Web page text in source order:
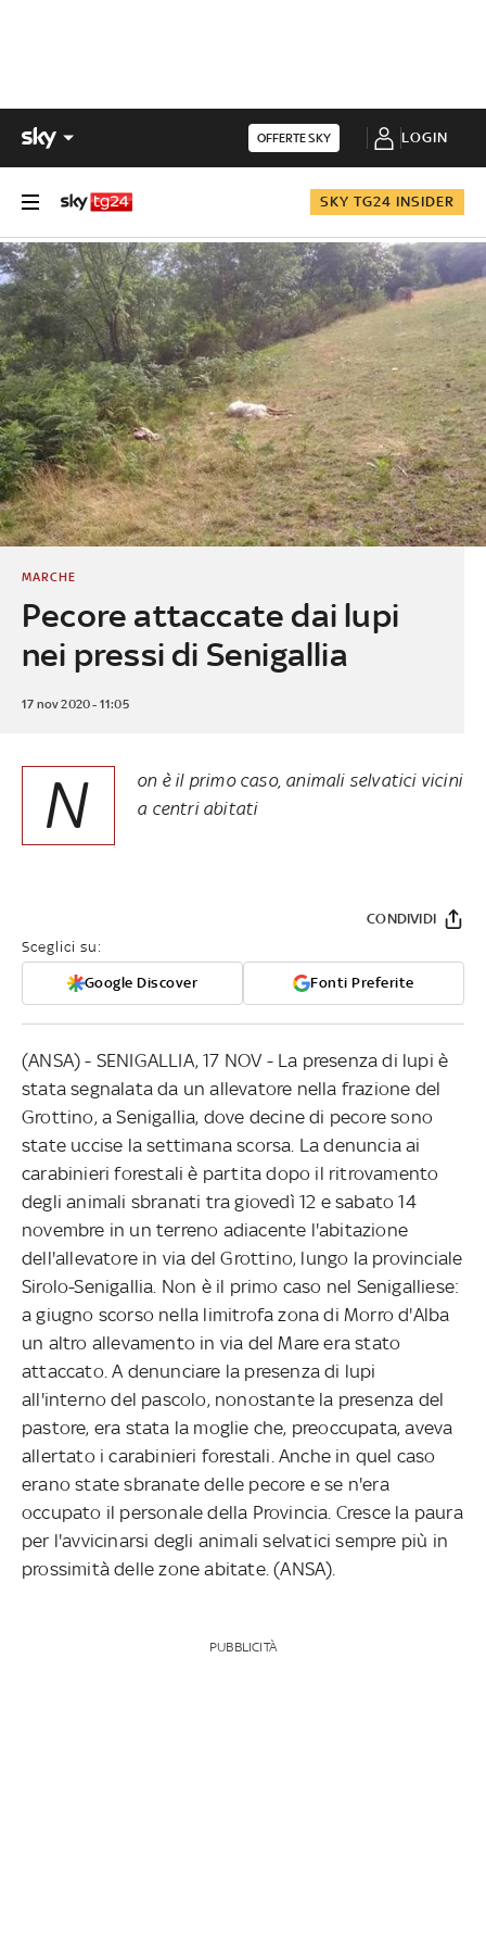
OFFERTE SKY LOGIN
SKY TG24 INSIDER
Pecore attaccate dai lupi
nei pressi di Senigallia
MARCHE
17 nov 2020 - 11:05
N
on è il primo caso, animali selvatici vicini
a centri abitati
Sceglici su:
Google Discover Fonti Preferite
CONDIVIDI
(ANSA) - SENIGALLIA, 17 NOV - La presenza di lupi è
stata segnalata da un allevatore nella frazione del
Grottino, a Senigallia, dove decine di pecore sono
state uccise la settimana scorsa. La denuncia ai
carabinieri forestali è partita dopo il ritrovamento
degli animali sbranati tra giovedì 12 e sabato 14
novembre in un terreno adiacente l'abitazione
dell'allevatore in via del Grottino, lungo la provinciale
Sirolo-Senigallia. Non è il primo caso nel Senigalliese:
a giugno scorso nella limitrofa zona di Morro d'Alba
un altro allevamento in via del Mare era stato
attaccato. A denunciare la presenza di lupi
all'interno del pascolo, nonostante la presenza del
pastore, era stata la moglie che, preoccupata, aveva
allertato i carabinieri forestali. Anche in quel caso
erano state sbranate delle pecore e se n'era
occupato il personale della Provincia. Cresce la paura
per l'avvicinarsi degli animali selvatici sempre più in
prossimità delle zone abitate. (ANSA).
PUBBLICITÀ